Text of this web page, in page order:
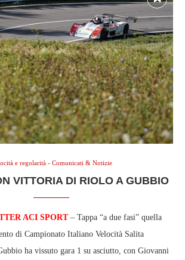
e regolarità - Comunicati & Notizie
VITTORIA DI RIOLO A GUBBIO
ACI SPORT – Tappa “a due fasi” quella
di Campionato Italiano Velocità Salita
ha vissuto gara 1 su asciutto, con Giovanni